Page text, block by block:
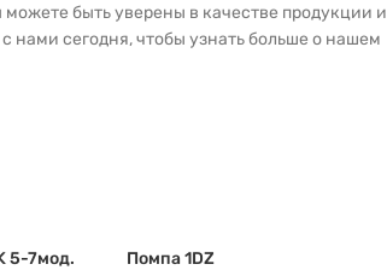
быть уверены в качестве продукции и
нами сегодня, чтобы узнать больше о нашем
5-7мод. Помпа 1DZ